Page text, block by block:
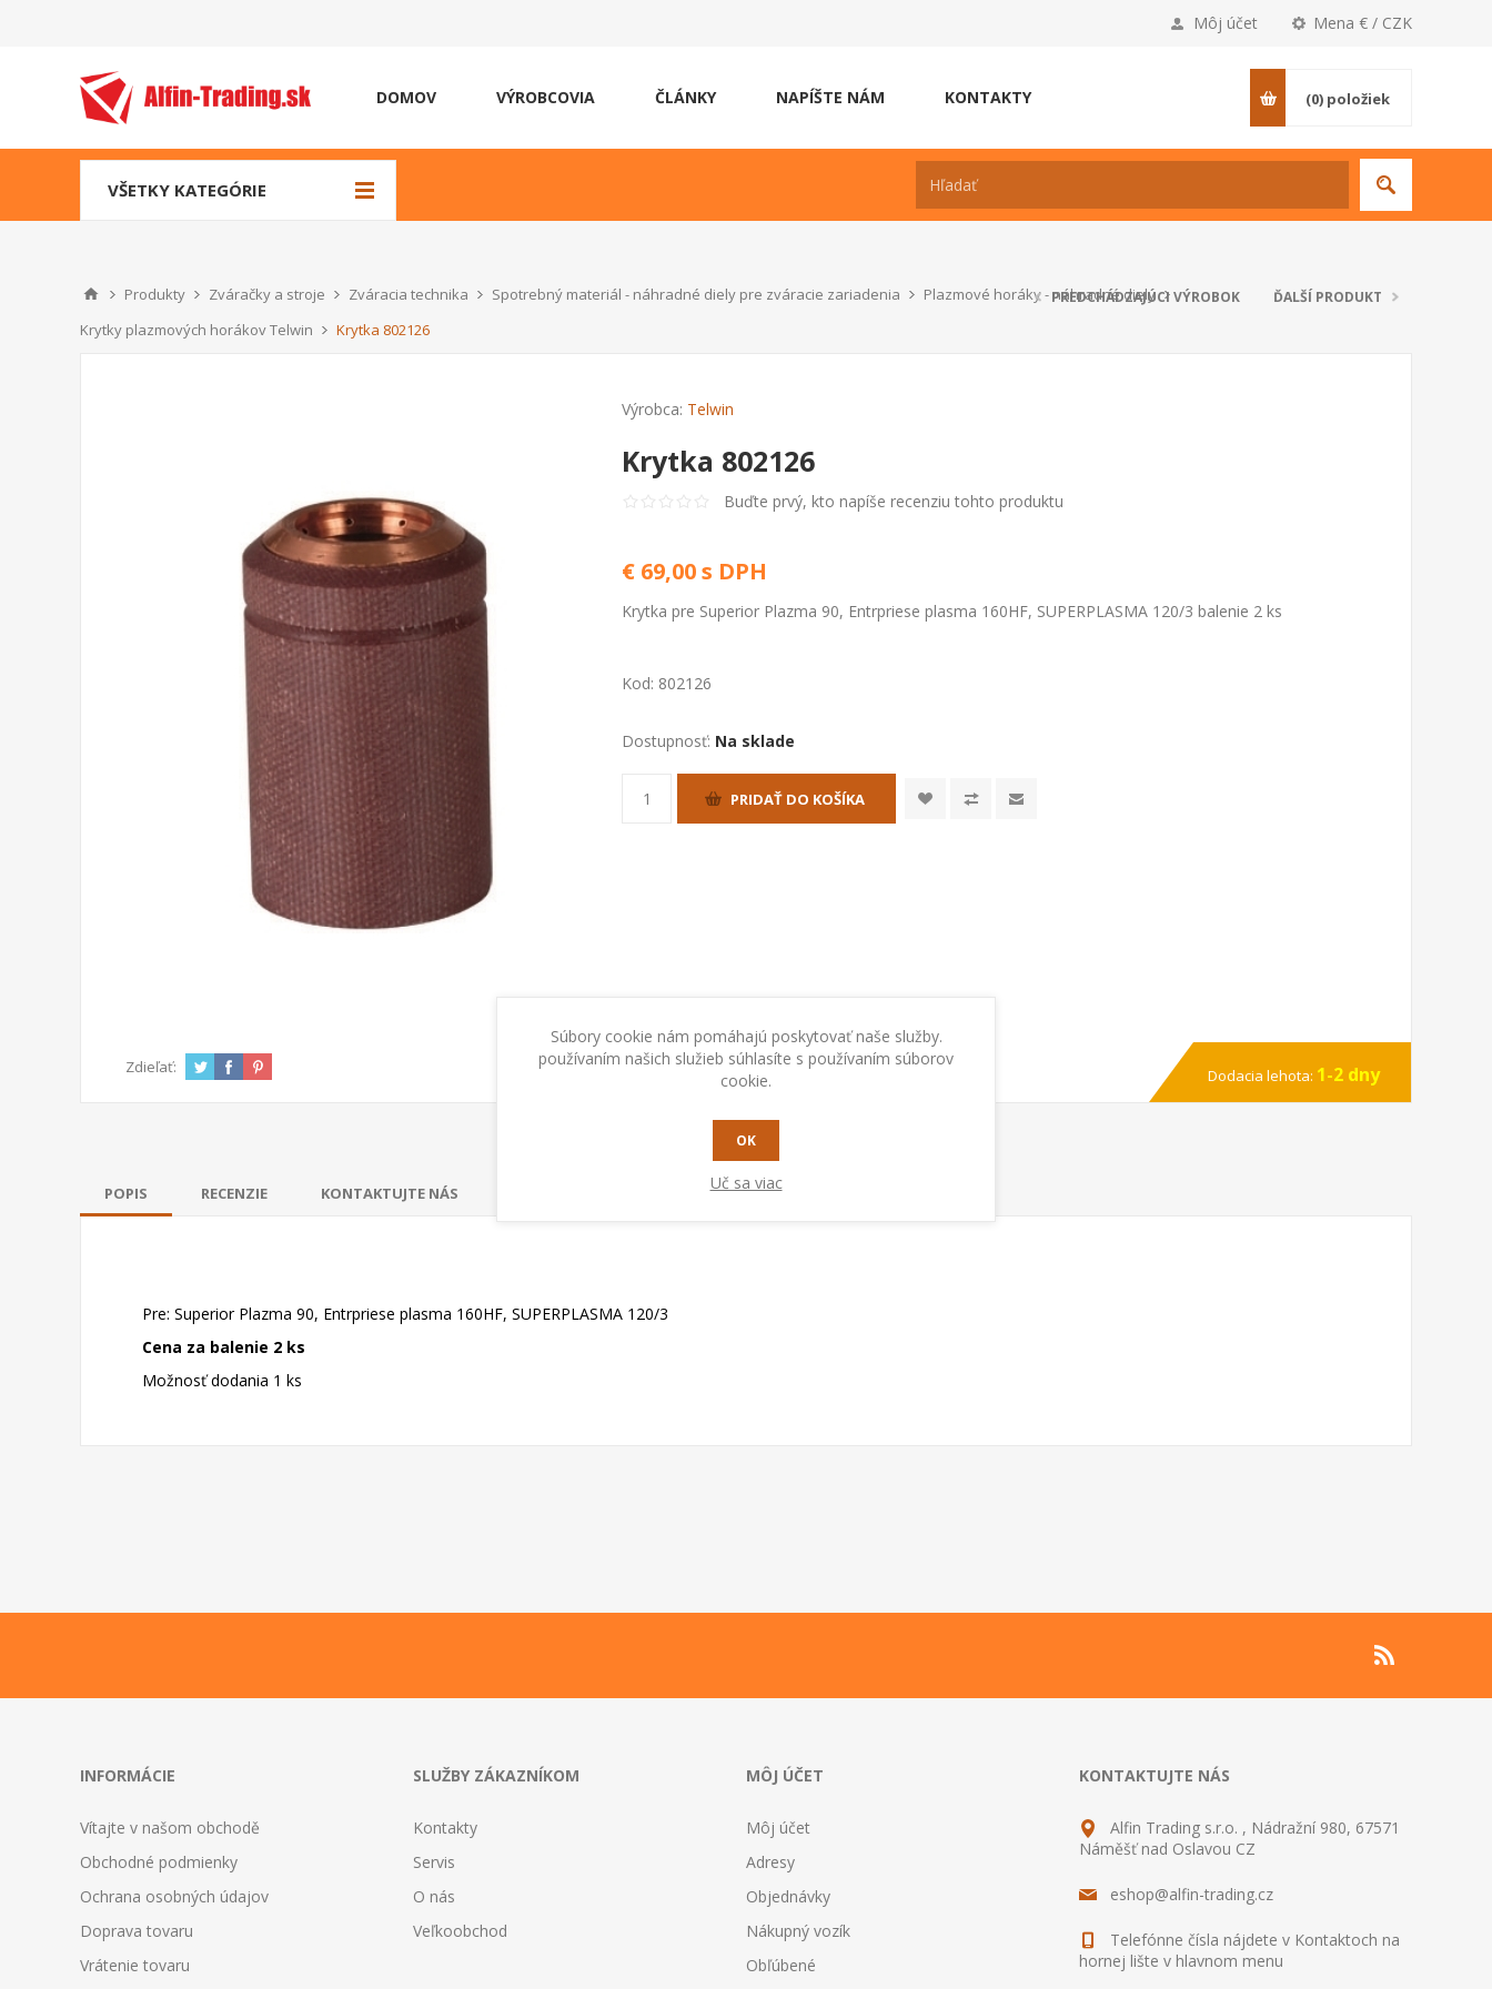
Mena € / CZK
Môj účet
DOMOV VÝROBCOVIA ČLÁNKY NAPÍŠTE NÁM KONTAKTY (0) položiek
VŠETKY KATEGÓRIE
Produkty Zváračky a stroje Zváracia technika Spotrebný materiál - náhradné diely pre zváracie zariadenia
Plazmové horáky - náhradné diely
Krytky plazmových horákov Telwin
Krytka 802126
PREDCHÁDZAJÚCI VÝROBOK ĎALŠÍ PRODUKT
Výrobca: Telwin
Krytka 802126
Buďte prvý, kto napíše recenziu tohto produktu
€ 69,00 s DPH
Krytka pre Superior Plazma 90, Entrpriese plasma 160HF, SUPERPLASMA 120/3 balenie 2 ks
Kod: 802126
Dostupnosť: Na sklade
PRIDAŤ DO KOŠÍKA
Zdieľať: Dodacia lehota: 1-2 dny
POPIS RECENZIE KONTAKTUJTE NÁS
Pre: Superior Plazma 90, Entrpriese plasma 160HF, SUPERPLASMA 120/3
Cena za balenie 2 ks
Možnosť dodania 1 ks
INFORMÁCIE
Vítajte v našom obchodě
Obchodné podmienky
Ochrana osobných údajov
Doprava tovaru
Vrátenie tovaru
SLUŽBY ZÁKAZNÍKOM
Kontakty
Servis
O nás
Veľkoobchod
MÔJ ÚČET
Môj účet
Adresy
Objednávky
Nákupný vozík
Obľúbené
KONTAKTUJTE NÁS
Alfin Trading s.r.o. , Nádražní 980, 67571
Náměšť nad Oslavou CZ
eshop@alfin-trading.cz
Telefónne čísla nájdete v Kontaktoch na
hornej lište v hlavnom menu
Súbory cookie nám pomáhajú poskytovať naše služby.
používaním našich služieb súhlasíte s používaním súborov
cookie.
OK
Uč sa viac